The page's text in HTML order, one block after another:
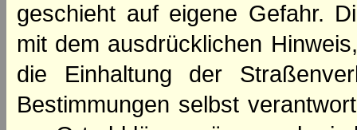
geschieht auf eigene Gefahr.
mit dem ausdrücklichen
die Einhaltung der
Bestimmungen selbst